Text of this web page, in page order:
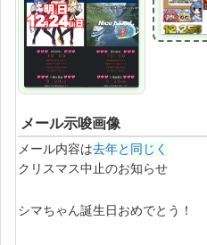
メール示唆画像
メール内容は去年と同じく
クリスマス中止のお知らせ
シマちゃん誕生日おめでとう！